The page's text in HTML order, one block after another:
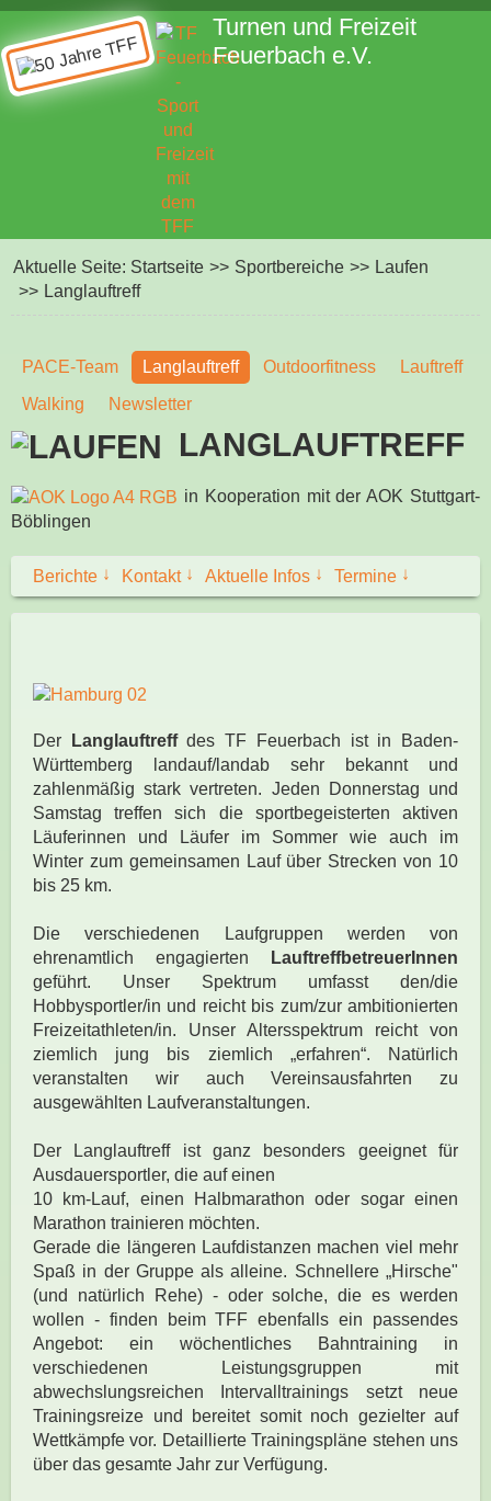
Turnen und Freizeit
Feuerbach e.V.
Aktuelle Seite: Startseite >> Sportbereiche >> Laufen
>> Langlauftreff
PACE-Team Langlauftreff Outdoorfitness
Lauftreff
Walking
Newsletter
LANGLAUFTREFF
in Kooperation mit der AOK Stuttgart-
Böblingen
Berichte ↓ Kontakt↓ Aktuelle Infos ↓ Termine ↓
Der Langlauftreffdes TF Feuerbach ist in Baden-
Württemberg landauf/landab sehr bekannt und
zahlenmäßig stark vertreten. Jeden Donnerstag und
Samstag treffen sich die sportbegeisterten aktiven
Läuferinnen und Läufer im Sommer wie auch im
Winter zum gemeinsamen Lauf über Strecken von 10
bis 25 km.
Die verschiedenen Laufgruppen werden von
ehrenamtlich engagierten
LauftreffbetreuerInnen
geführt. Unser Spektrum umfasst den/die
Hobbysportler/in und reicht bis zum/zur ambitionierten
Freizeitathleten/in. Unser Altersspektrum reicht von
ziemlich jung bis ziemlich „erfahren“. Natürlich
veranstalten wir auch Vereinsausfahrten zu
ausgewählten Laufveranstaltungen.
Der Langlauftreff ist ganz besonders geeignet für
Ausdauersportler, die auf einen
10 km-Lauf, einen Halbmarathon oder sogar einen
Marathon trainieren möchten.
Gerade die längeren Laufdistanzen machen viel mehr
Spaß in der Gruppe als alleine. Schnellere „Hirsche"
(und natürlich Rehe) - oder solche, die es werden
wollen - finden beim TFF ebenfalls ein passendes
Angebot: ein wöchentliches Bahntraining in
verschiedenen Leistungsgruppen mit
abwechslungsreichen Intervalltrainings setzt neue
Trainingsreize und bereitet somit noch gezielter auf
Wettkämpfe vor. Detaillierte Trainingspläne stehen uns
über das gesamte Jahr zur Verfügung.